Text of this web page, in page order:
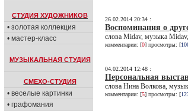
СТУДИЯ ХУДОЖНИКОВ
• золотая коллекция
• мастер-класс
МУЗЫКАЛЬНАЯ СТУДИЯ
СМЕХО-СТУДИЯ
• веселые картинки
• графомания
26.02.2014 20:34 :
Воспоминания о
слова Midav, музыка
комментарии: [0] просмотры: [
04.02.2014 12:48 :
Персональная
слова Нина Волкова,
комментарии: [5] просмотры: [